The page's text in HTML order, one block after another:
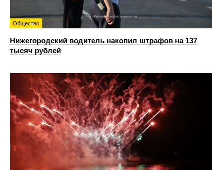
Общество
Нижегородский водитель накопил штрафов на 137
тысяч рублей